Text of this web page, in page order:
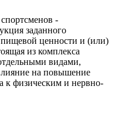
-
заданного
ценности и (или)
из комплекса
видами,
на повышение
к физическим и нервно-